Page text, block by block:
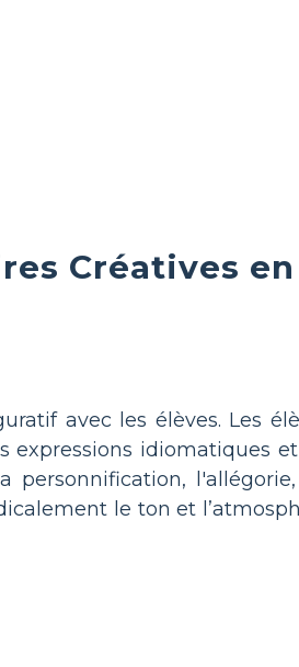
Créatives en
avec les élèves. Les
expressions idiomatiques
personnification,
le ton et